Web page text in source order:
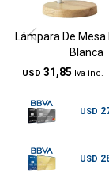
Lámpara De Mesa
Blanca
USD 31,85
USD
USD